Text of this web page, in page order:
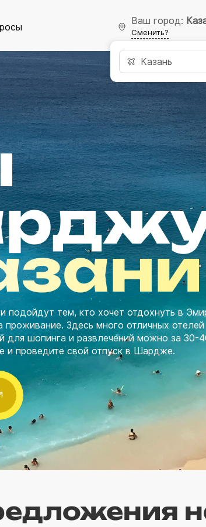
Ваш город:
Сменить?
Казань
тем, кто хочет отдохнуть в
проживание. Здесь много отличных отелей
для шопинга и развлечений можно за 30-
и проведите свой отпуск в Шардже.